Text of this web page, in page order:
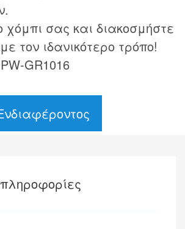
χόμπι σας και διακοσμήστε
τον ιδανικότερο τρόπο!
GR1016